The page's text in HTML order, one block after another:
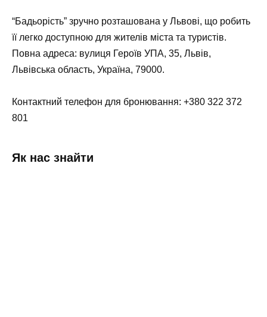
“Бадьорість” зручно розташована у Львові, що робить
її легко доступною для жителів міста та туристів.
Повна адреса: вулиця Героїв УПА, 35, Львів,
Львівська область, Україна, 79000.
Контактний телефон для бронювання: +380 322 372
801
Як нас знайти